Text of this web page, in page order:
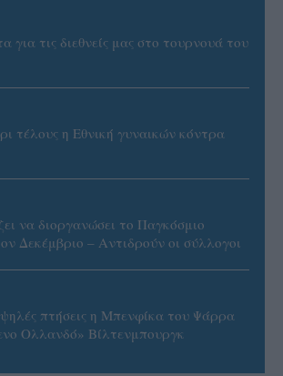
για τις διεθνείς μας στο τουρνουά του
τέλους η Εθνική γυναικών κόντρα
να διοργανώσει το Παγκόσμιο
Δεκέμβριο – Αντιδρούν οι σύλλογοι
πτήσεις η Μπενφίκα του Ψάρρα
Ολλανδό» Βίλτενμπουργκ